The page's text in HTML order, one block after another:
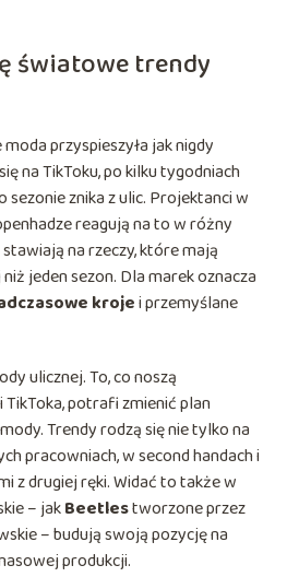
światowe trendy
przyspieszyła jak nigdy
na TikToku, po kilku tygodniach
sezonie znika z ulic. Projektanci w
reagują na to w różny
na rzeczy, które mają
jeden sezon. Dla marek oznacza
krojei przemyślane
ulicznej. To, co noszą
potrafi zmienić plan
Trendy rodzą się nie tylko na
pracowniach, w second handach i
z drugiej ręki. Widać to także w
– jakBeetlestworzone przez
– budują swoją pozycję na
produkcji.